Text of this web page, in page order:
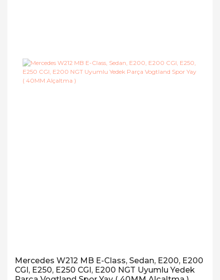
Mercedes W212 MB E-Class, Sedan, E200, E200
CGI, E250, E250 CGI, E200 NGT Uyumlu Yedek